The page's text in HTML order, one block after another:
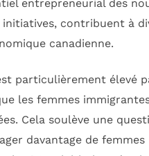
entrepreneurial des
contribuent à
canadienne.
particulièrement élevé
les femmes
Cela soulève une
davantage de femmes